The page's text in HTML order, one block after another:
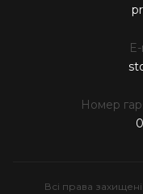
Номер
Всі права